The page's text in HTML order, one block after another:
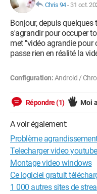
Chris 94- 31 oct.
Bonjour, depuis quelques
s'agrandir pour occuper
met "vidéo agrandie pour
passe rien en réalité la
Configuration:Android /
Répondre (1) Moi
A voir également:
Problème
Telecharger video youtube
Montage video windows
Ce logiciel gratuit
1 000 autres sites de